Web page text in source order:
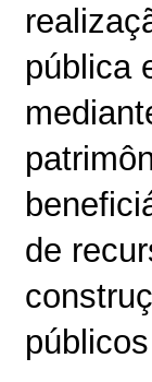
pública
de